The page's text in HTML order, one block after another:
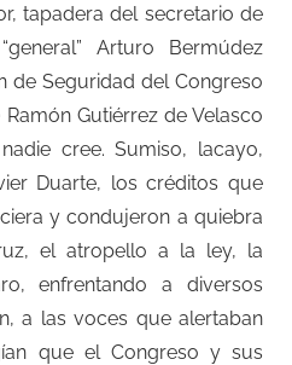
tapadera del secretario de
Arturo Bermúdez
de Seguridad del Congreso
Gutiérrez de Velasco
cree. Sumiso, lacayo,
Duarte, los créditos que
y condujeron a quiebra
el atropello a la ley, la
enfrentando a diversos
a las voces que alertaban
que el Congreso y sus